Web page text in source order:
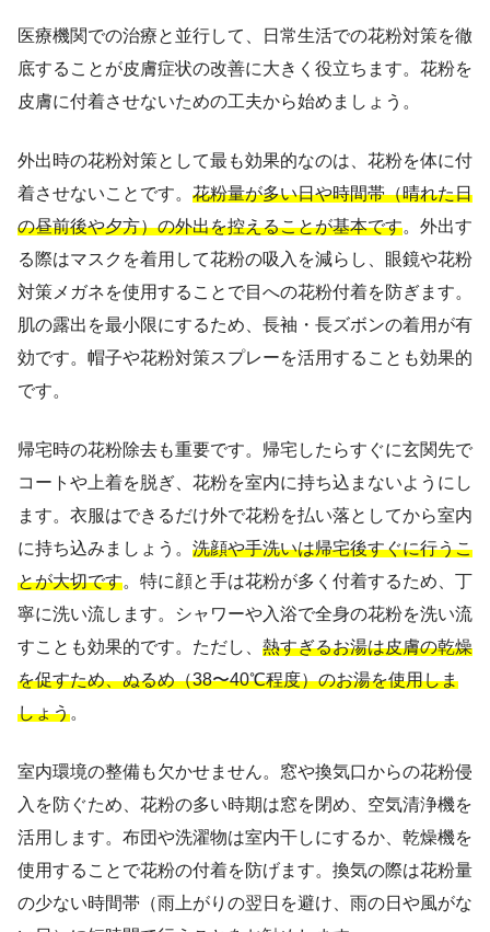
医療機関での治療と並行して、日常生活での花粉対策を徹
底することが皮膚症状の改善に大きく役立ちます。花粉を
皮膚に付着させないための工夫から始めましょう。
外出時の花粉対策として最も効果的なのは、花粉を体に付
着させないことです。 花粉量が多い日や時間帯（晴れた日
の昼前後や夕方）の外出を控えることが基本です。外出す
る際はマスクを着用して花粉の吸入を減らし、眼鏡や花粉
対策メガネを使用することで目への花粉付着を防ぎます。
肌の露出を最小限にするため、長袖・長ズボンの着用が有
効です。帽子や花粉対策スプレーを活用することも効果的
です。
帰宅時の花粉除去も重要です。帰宅したらすぐに玄関先で
コートや上着を脱ぎ、花粉を室内に持ち込まないようにし
ます。衣服はできるだけ外で花粉を払い落としてから室内
に持ち込みましょう。 洗顔や手洗いは帰宅後すぐに行うこ
とが大切です。特に顔と手は花粉が多く付着するため、丁
寧に洗い流します。シャワーや入浴で全身の花粉を洗い流
すことも効果的です。ただし、 熱すぎるお湯は皮膚の乾燥
を促すため、ぬるめ（38〜40℃程度）のお湯を使用しま
しょう。
室内環境の整備も欠かせません。窓や換気口からの花粉侵
入を防ぐため、花粉の多い時期は窓を閉め、空気清浄機を
活用します。布団や洗濯物は室内干しにするか、乾燥機を
使用することで花粉の付着を防げます。換気の際は花粉量
の少ない時間帯（雨上がりの翌日を避け、雨の日や風がな